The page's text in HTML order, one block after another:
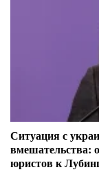
Ситуация с
вмешательства:
юристов к